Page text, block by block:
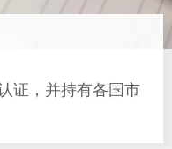
证，并持有各国市